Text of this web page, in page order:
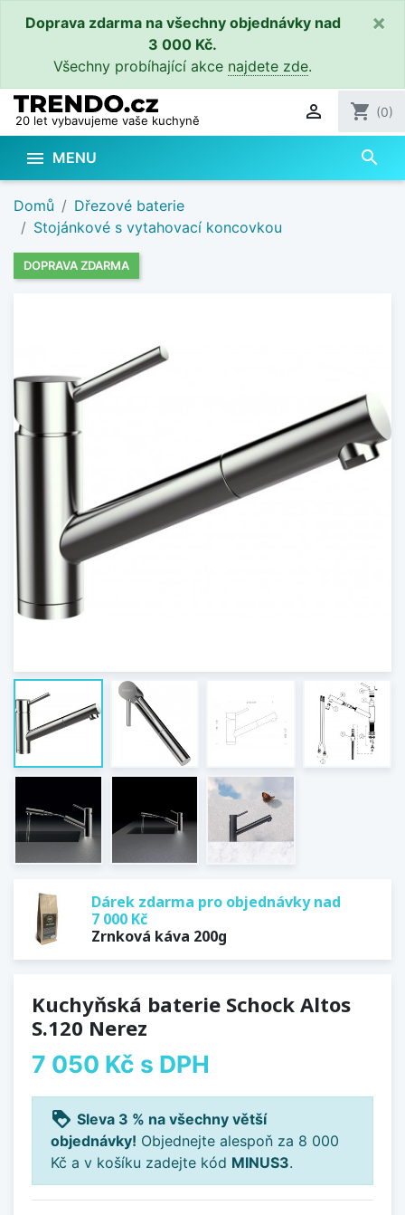
Doprava zdarma na všechny objednávky nad
3 000 Kč.
Všechny probíhající akce najdete zde.
×
20 let vybavujeme vaše kuchyně  shopping_cart (0)
 MENU search
Domů
Dřezové baterie
Stojánkové s vytahovací koncovkou
DOPRAVA ZDARMA
Dárek zdarma pro objednávky nad
7 000 Kč
Zrnková káva 200g
Kuchyňská baterie Schock Altos
S.120 Nerez
7 050 Kč s DPH
loyalty Sleva 3 % na všechny větší
objednávky! Objednejte alespoň za 8 000
Kč a v košíku zadejte kód MINUS3.